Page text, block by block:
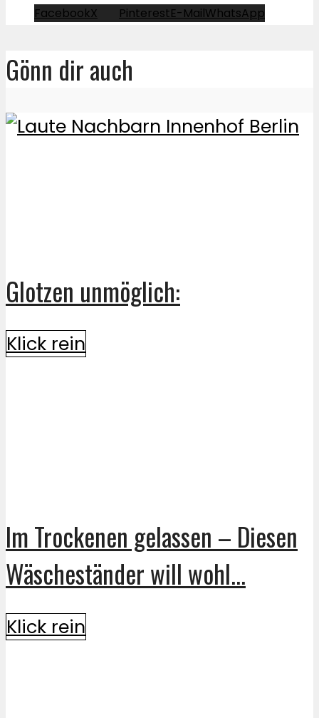
FacebookX PinterestE-MailWhatsApp
Gönn dir auch
Glotzen unmöglich:
Klick rein
Im Trockenen gelassen – Diesen
Wäscheständer will wohl...
Klick rein